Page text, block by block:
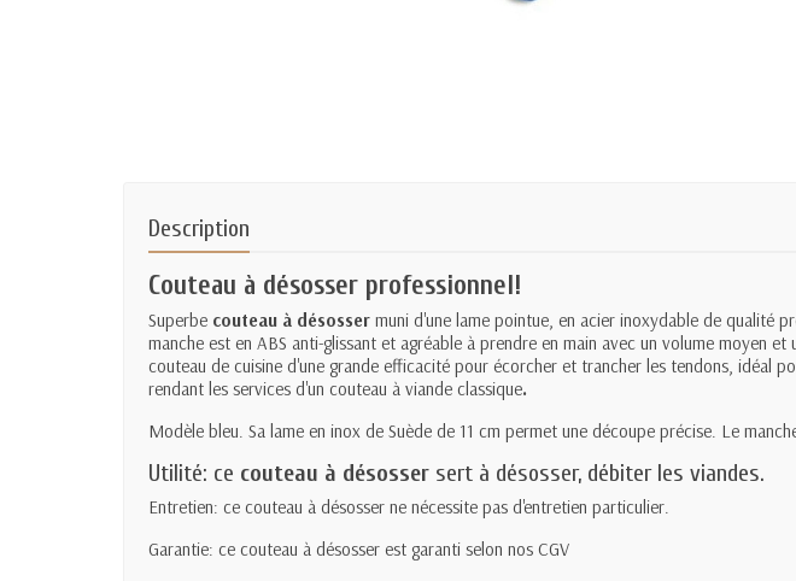
Description
Couteau à désosser professionnel!
Superbe couteau à désosser muni d'une lame pointue, en acier inoxydable de qualité
manche est en ABS anti-glissant et agréable à prendre en main avec un volume moyen
couteau de cuisine d'une grande efficacité pour écorcher et trancher les tendons, idéal
rendant les services d'un couteau à viande classique.
Modèle bleu. Sa lame en inox de Suède de 11 cm permet une découpe précise. Le
Utilité: ce couteau à désosser sert à désosser, débiter les viandes.
Entretien: ce couteau à désosser ne nécessite pas d'entretien particulier.
Garantie: ce couteau à désosser est garanti selon nos CGV